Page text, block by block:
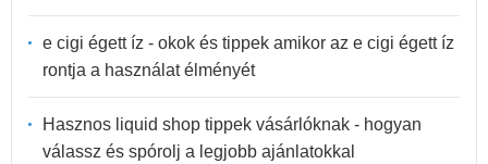
e cigi égett íz - okok és tippek amikor az e cigi égett íz
rontja a használat élményét
Hasznos liquid shop tippek vásárlóknak - hogyan
válassz és spórolj a legjobb ajánlatokkal